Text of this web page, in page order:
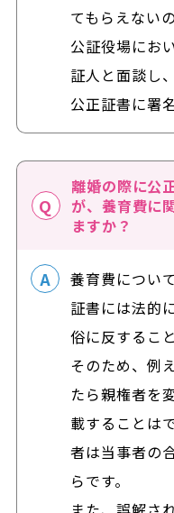
てもらえない
公証役場にお
証人と面談し
公正証書に署
離婚の際に公
が、養育費に
ますか？
養育費につい
証書には法的
俗に反するこ
そのため、例
たら親権者を
載することは
者は当事者の
らです。